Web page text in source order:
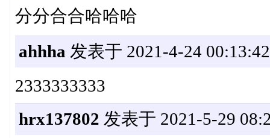
分分合合哈哈哈
ahhha 发表于 2021-4-24 00:13:42
2333333333
hrx137802 发表于 2021-5-29